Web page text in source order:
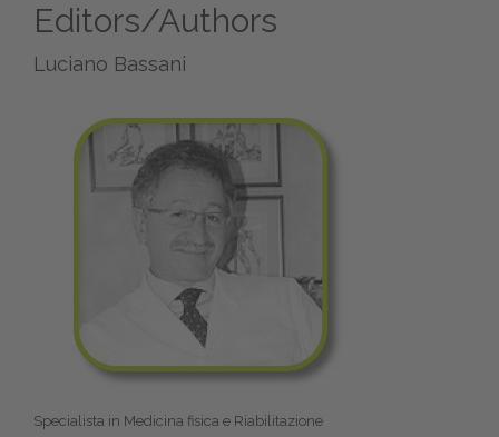
Editors/Authors
Luciano Bassani
Specialista in Medicina fisica e Riabilitazione